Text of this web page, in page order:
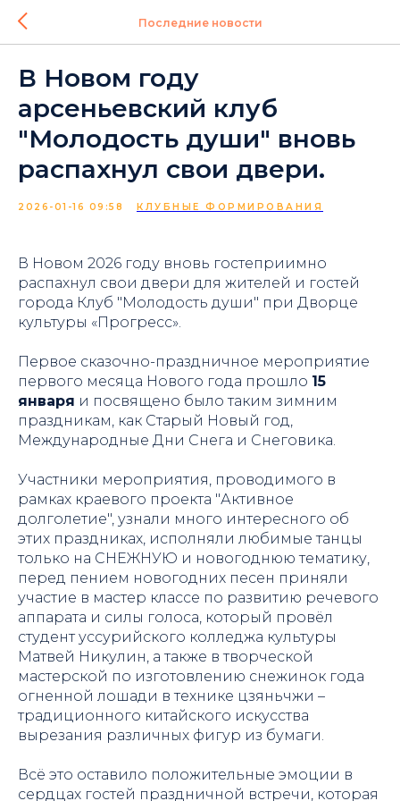
Последние новости
В Новом году
арсеньевский клуб
"Молодость души" вновь
распахнул свои двери.
2026-01-16 09:58 КЛУБНЫЕ ФОРМИРОВАНИЯ
В Новом 2026 году вновь гостеприимно
распахнул свои двери для жителей и гостей
города Клуб "Молодость души" при Дворце
культуры «Прогресс».
Первое сказочно-праздничное мероприятие
первого месяца Нового года прошло 15
января и посвящено было таким зимним
праздникам, как Старый Новый год,
Международные Дни Снега и Снеговика.
Участники мероприятия, проводимого в
рамках краевого проекта "Активное
долголетие", узнали много интересного об
этих праздниках, исполняли любимые танцы
только на СНЕЖНУЮ и новогоднюю тематику,
перед пением новогодних песен приняли
участие в мастер классе по развитию речевого
аппарата и силы голоса, который провёл
студент уссурийского колледжа культуры
Матвей Никулин, а также в творческой
мастерской по изготовлению снежинок года
огненной лошади в технике цзяньчжи –
традиционного китайского искусства
вырезания различных фигур из бумаги.
Всё это оставило положительные эмоции в
сердцах гостей праздничной встречи, которая